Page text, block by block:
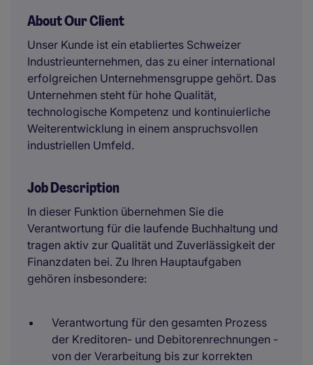
About Our Client
Unser Kunde ist ein etabliertes Schweizer
Industrieunternehmen, das zu einer international
erfolgreichen Unternehmensgruppe gehört. Das
Unternehmen steht für hohe Qualität,
technologische Kompetenz und kontinuierliche
Weiterentwicklung in einem anspruchsvollen
industriellen Umfeld.
Job Description
In dieser Funktion übernehmen Sie die
Verantwortung für die laufende Buchhaltung und
tragen aktiv zur Qualität und Zuverlässigkeit der
Finanzdaten bei. Zu Ihren Hauptaufgaben
gehören insbesondere:
Verantwortung für den gesamten Prozess
der Kreditoren- und Debitorenrechnungen -
von der Verarbeitung bis zur korrekten